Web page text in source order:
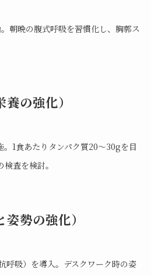
朝晩の腹式呼吸を習慣化し、胸郭ス
の強化）
1食あたりタンパク質20〜30gを目
査を検討。
勢の強化）
呼吸）を導入。デスクワーク時の姿